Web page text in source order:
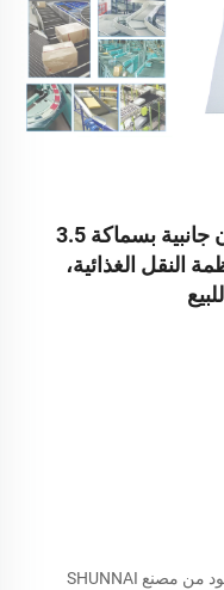
حزام ناقل أسود مسطح مع أسنان جانبية بسماكة 3.5
النقل الغذائية،
نقدم لكم حزام النقل الأبيض المسطح الأسود من مصنع SHUNNAI